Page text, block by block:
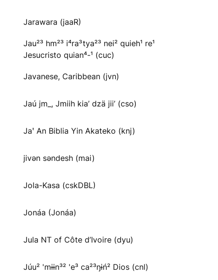
Jarawara (jaaR)
Jau²³ hm²³ i⁴ra³tya²³ nei² quieh¹ re¹
Jesucristo quian⁴-¹ (cuc)
Javanese, Caribbean (jvn)
Jaú jm_, Jmiih kia’ dzä jii’ (cso)
Jaꞌ An Biblia Yin Akateko (knj)
jivən səndesh (mai)
Jola-Kasa (cskDBL)
Jonáa (Jonáa)
Jula NT of Côte d’Ivoire (dyu)
Júu² 'mɨɨn³² 'e³ ca²³ŋɨń² Dios (cnl)